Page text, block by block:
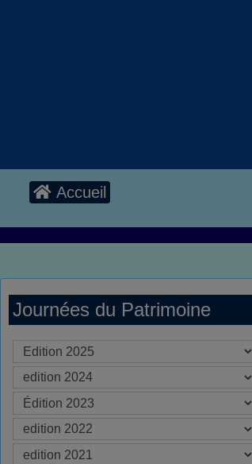
Accueil
Journées du Patrimoine